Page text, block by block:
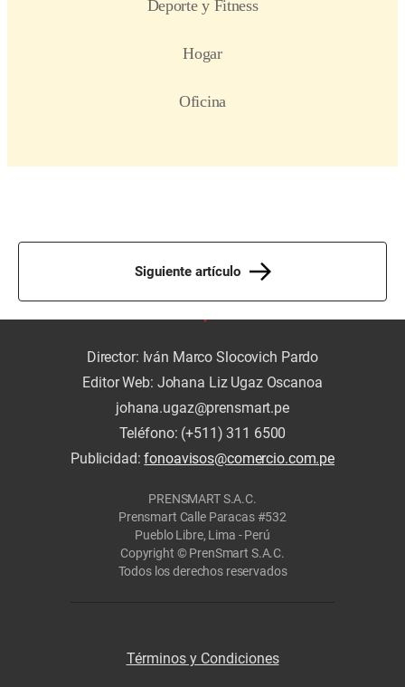
Siguiente artículo
Director: Iván Marco Slocovich Pardo
Editor Web: Johana Liz Ugaz Oscanoa
johana.ugaz@prensmart.pe
Teléfono: (+511) 311 6500
Publicidad:fonoavisos@comercio.com.pe
PRENSMART S.A.C.
Prensmart Calle Paracas #532
Pueblo Libre, Lima - Perú
Copyright © PrenSmart S.A.C.
Todos los derechos reservados
Términos y Condiciones